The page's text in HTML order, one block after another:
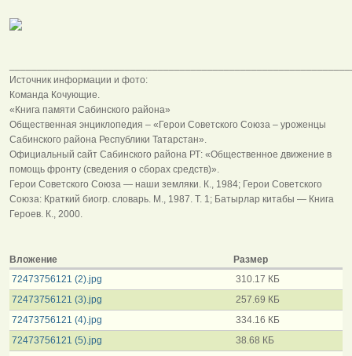
Источник информации и фото:
Команда Кочующие.
«Книга памяти Сабинского района»
Общественная энциклопедия – «Герои Советского Союза – уроженцы
Сабинского района Республики Татарстан».
Официальный сайт Сабинского района РТ: «Общественное движение в
помощь фронту (сведения о сборах средств)».
Герои Советского Союза — наши земляки. К., 1984; Герои Советского
Союза: Краткий биогр. словарь. М., 1987. Т. 1; Батырлар китабы — Книга
Героев. К., 2000.
Вложение
Размер
72473756121 (2).jpg
310.17 КБ
72473756121 (3).jpg
257.69 КБ
72473756121 (4).jpg
334.16 КБ
72473756121 (5).jpg
38.68 КБ